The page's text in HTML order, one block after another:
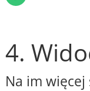
4.
Na im więcej